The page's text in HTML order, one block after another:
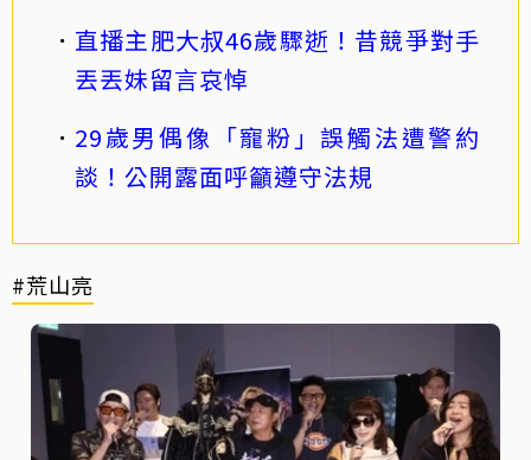
直播主肥大叔46歲驟逝！昔競爭對手
丟丟妹留言哀悼
29歲男偶像「寵粉」誤觸法遭警約
談！公開露面呼籲遵守法規
#荒山亮